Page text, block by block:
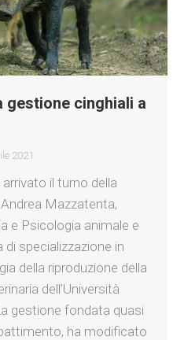
gestione cinghiali a
2021
il turno della
Mazzatenta,
e Psicologia animale e
specializzazione in
della riproduzione della
dell’Università
gestione fondata quasi
ha modificato